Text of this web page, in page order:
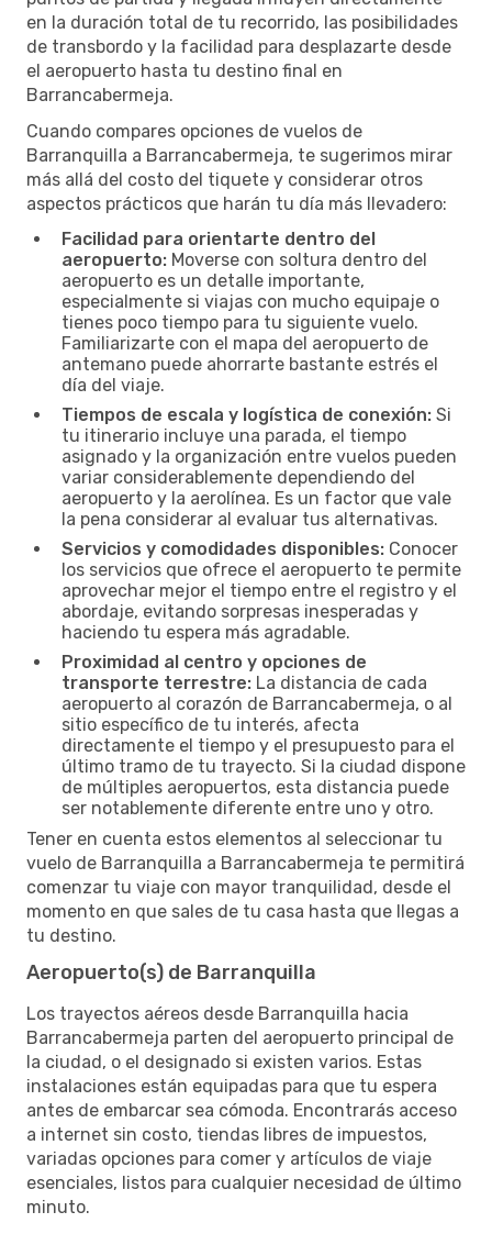
en la duración total de tu recorrido, las posibilidades
de transbordo y la facilidad para desplazarte desde
el aeropuerto hasta tu destino final en
Barrancabermeja.
Cuando compares opciones de vuelos de
Barranquilla a Barrancabermeja, te sugerimos mirar
más allá del costo del tiquete y considerar otros
aspectos prácticos que harán tu día más llevadero:
Facilidad para orientarte dentro del
aeropuerto: Moverse con soltura dentro del
aeropuerto es un detalle importante,
especialmente si viajas con mucho equipaje o
tienes poco tiempo para tu siguiente vuelo.
Familiarizarte con el mapa del aeropuerto de
antemano puede ahorrarte bastante estrés el
día del viaje.
Tiempos de escala y logística de conexión: Si
tu itinerario incluye una parada, el tiempo
asignado y la organización entre vuelos pueden
variar considerablemente dependiendo del
aeropuerto y la aerolínea. Es un factor que vale
la pena considerar al evaluar tus alternativas.
Servicios y comodidades disponibles: Conocer
los servicios que ofrece el aeropuerto te permite
aprovechar mejor el tiempo entre el registro y el
abordaje, evitando sorpresas inesperadas y
haciendo tu espera más agradable.
Proximidad al centro y opciones de
transporte terrestre: La distancia de cada
aeropuerto al corazón de Barrancabermeja, o al
sitio específico de tu interés, afecta
directamente el tiempo y el presupuesto para el
último tramo de tu trayecto. Si la ciudad dispone
de múltiples aeropuertos, esta distancia puede
ser notablemente diferente entre uno y otro.
Tener en cuenta estos elementos al seleccionar tu
vuelo de Barranquilla a Barrancabermeja te permitirá
comenzar tu viaje con mayor tranquilidad, desde el
momento en que sales de tu casa hasta que llegas a
tu destino.
Aeropuerto(s) de Barranquilla
Los trayectos aéreos desde Barranquilla hacia
Barrancabermeja parten del aeropuerto principal de
la ciudad, o el designado si existen varios. Estas
instalaciones están equipadas para que tu espera
antes de embarcar sea cómoda. Encontrarás acceso
a internet sin costo, tiendas libres de impuestos,
variadas opciones para comer y artículos de viaje
esenciales, listos para cualquier necesidad de último
minuto.